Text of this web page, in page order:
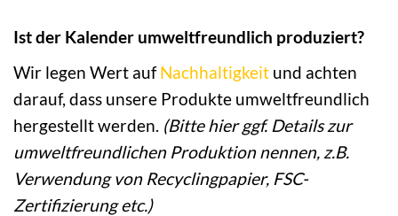
Ist der Kalender umweltfreundlich produziert?
Wir legen Wert aufNachhaltigkeit und achten
darauf, dass unsere Produkte umweltfreundlich
hergestellt werden. (Bitte hier ggf. Details zur
umweltfreundlichen Produktion nennen, z.B.
Verwendung von Recyclingpapier, FSC-
Zertifizierung etc.)